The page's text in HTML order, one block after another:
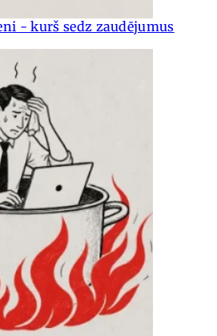
- kurš sedz zaudējumus